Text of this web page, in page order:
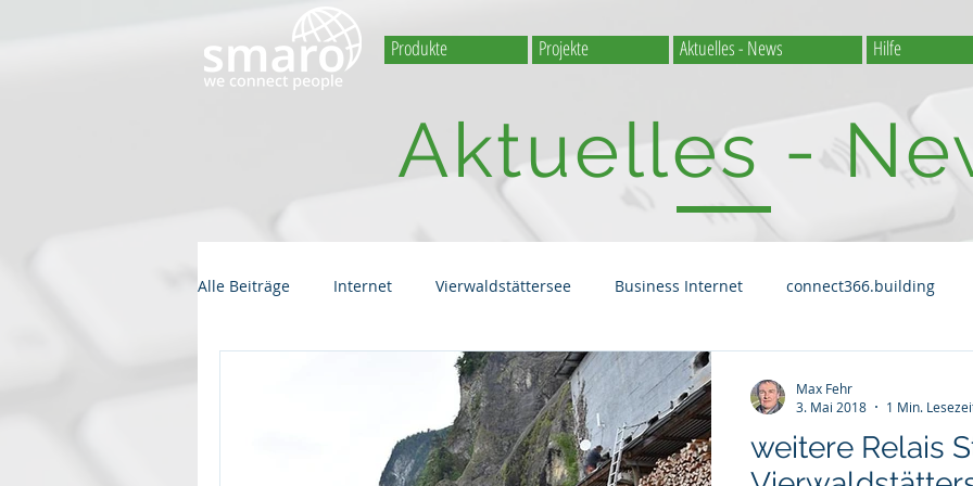
Produkte Projekte Aktuelles - News Hilfe
Aktuelles -
Alle Beiträge Internet Vierwaldstättersee Business Internet connect366.building
Ferienregion Randregion Public WLAN
Mobiles Internet Streaming GigaLink Internetversorgung
weitere Relais
Max Fehr
3. Mai 2018
1 Min.